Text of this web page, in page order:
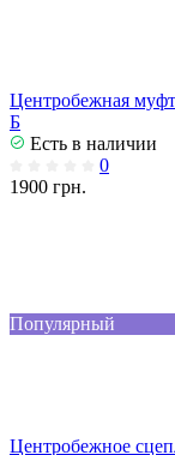
Центробежная
Б
Есть в наличии
0
1900 грн.
Популярный
Центробежное